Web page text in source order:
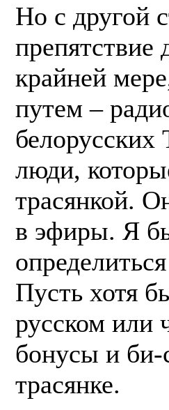
Но с другой
крайней
путем –
люди,
трасянкой.
в эфиры. Я
Пусть хотя
русском или
бонусы и
трасянке.